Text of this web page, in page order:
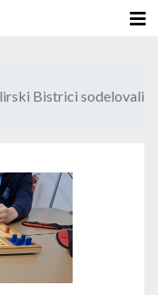
Bistrici sodelovali